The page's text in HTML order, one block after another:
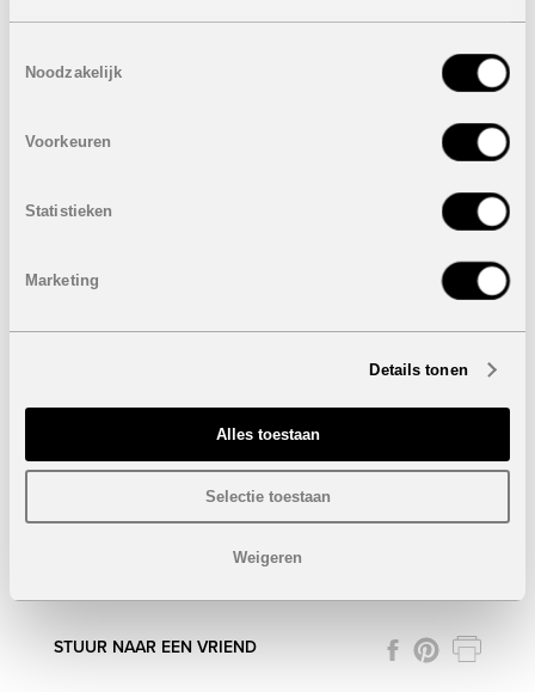
Noodzakelijk
Voorkeuren
Statistieken
Marketing
Details tonen
Alles toestaan
Selectie toestaan
Weigeren
Optioneel:
Kelder - garage
STUUR NAAR EEN VRIEND